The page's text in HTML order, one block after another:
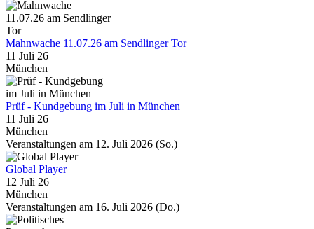
Mahnwache 11.07.26 am Sendlinger Tor
11 Juli 26
München
Prüf - Kundgebung im Juli in München
11 Juli 26
München
Veranstaltungen am 12. Juli 2026 (So.)
Global Player
12 Juli 26
München
Veranstaltungen am 16. Juli 2026 (Do.)